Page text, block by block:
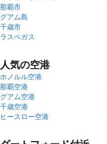
那覇市
グアム島
千歳市
ラスベガス
人気の空港
ホノルル空港
那覇空港
グアム空港
千歳空港
ヒースロー空港